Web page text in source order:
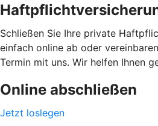
Schließen Sie Ihre private
einfach online ab oder
Termin mit uns. Wir helfen Ihnen
Online abschließen
Jetzt loslegen